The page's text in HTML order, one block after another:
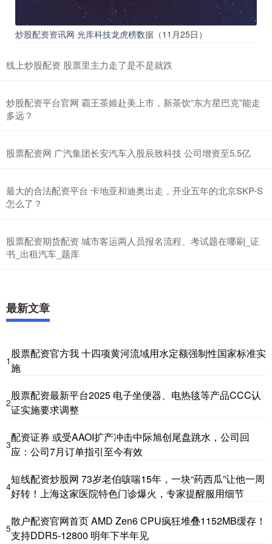
炒股配资资讯网 光库科技龙虎榜数据（11月25日）
线上炒股配资 股票里主力走了是不是就跌
炒股配资平台官网 霸王茶姬赴美上市，新茶饮“东方星巴克”能走
多远？
股票配资网 广汽集团长安汽车入股辰致科技 公司增资至5.5亿
最大的合法配资平台 卡地亚和迪奥出走，开业五年的北京SKP-S
怎么了？
股票配资期货配资 城市客运两人员报名流程、考试题在哪刷_证
书_出租汽车_题库
最新文章
1
股票配资官方我 十四项黄河流域用水定额强制性国家标准实
施
2
股票配资最新平台2025 电子坐便器、电热毯等产品CCC认
证实施要求调整
3
配资证券 或受AAOI扩产冲击中际旭创尾盘跳水，公司回
应：公司7月订单指引至今有效
4
短线配资炒股网 73岁老伯咳喘15年，一块“药西瓜”让他一周
好转！上海这家医院特色门诊爆火，专家提醒服用细节
5
散户配资官网首页 AMD Zen6 CPU疯狂堆叠1152MB缓存！
支持DDR5-12800 明年下半年见